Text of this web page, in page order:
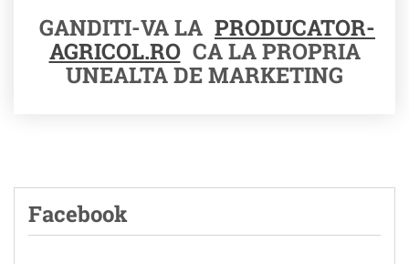
GANDITI-VA LA PRODUCATOR-
AGRICOL.RO CA LA PROPRIA
UNEALTA DE MARKETING
Facebook